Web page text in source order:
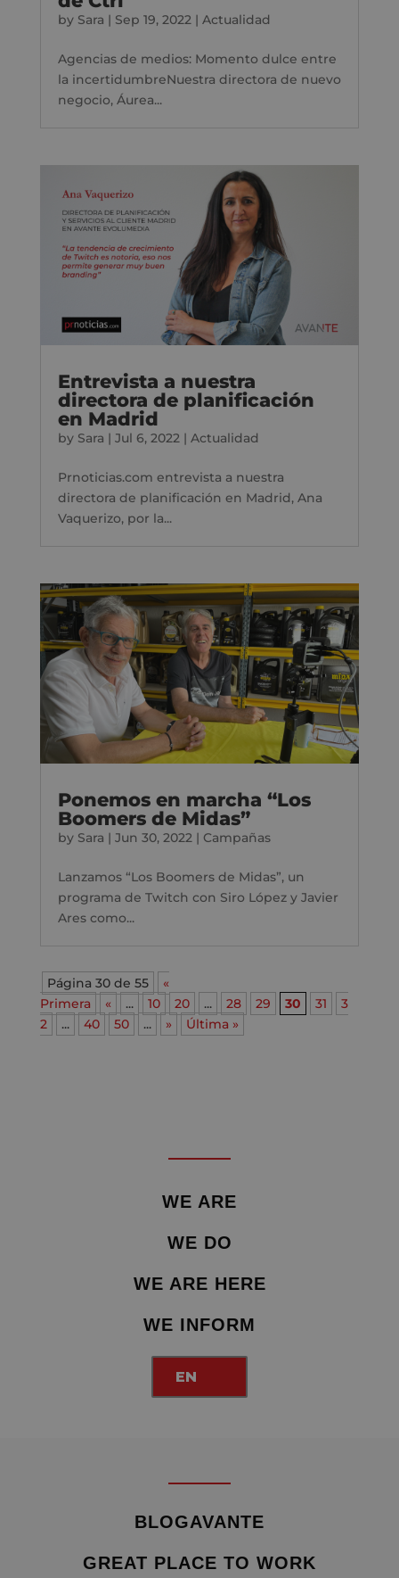
by Sara | Sep 19, 2022| Actualidad
Agencias de medios: Momento dulce entre
la incertidumbreNuestra directora de nuevo
negocio, Áurea...
Entrevista a nuestra
directora de planificación
en Madrid
by Sara | Jul 6, 2022| Actualidad
Prnoticias.com entrevista a nuestra
directora de planificación en Madrid, Ana
Vaquerizo, por la...
Ponemos en marcha “Los
Boomers de Midas”
by Sara | Jun 30, 2022| Campañas
Lanzamos “Los Boomers de Midas”, un
programa de Twitch con Siro López y Javier
Ares como...
Página 30 de 55
«
Primera
« ... 10 20 ... 28 29 30 31
3
2
... 40 50 ... » Última »
WE ARE
WE DO
WE ARE HERE
WE INFORM
EN
BLOGAVANTE
GREAT PLACE TO WORK